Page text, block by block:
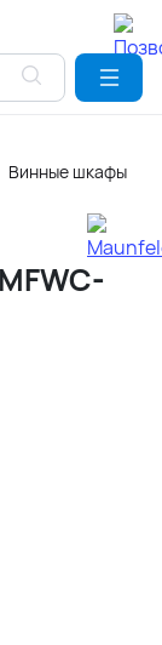
Винные шкафы